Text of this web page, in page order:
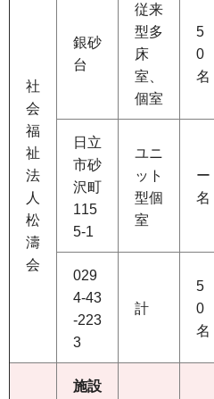
社
会
福
祉
法
人
松
濤
会
銀砂
台
従来
型多
床
室、
個室
5
0
名
日立
市砂
沢町
115
5-1
ユニ
ット
型個
室
ー
名
029
4-43
-223
3
計
5
0
名
施設